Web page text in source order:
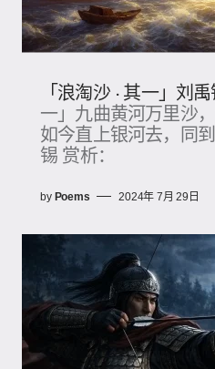
「浪淘沙 · 其一」刘
一」九曲黄河万里沙
如今直上银河去，同
锡 赏析：
by Poems 2024年 7月 29日